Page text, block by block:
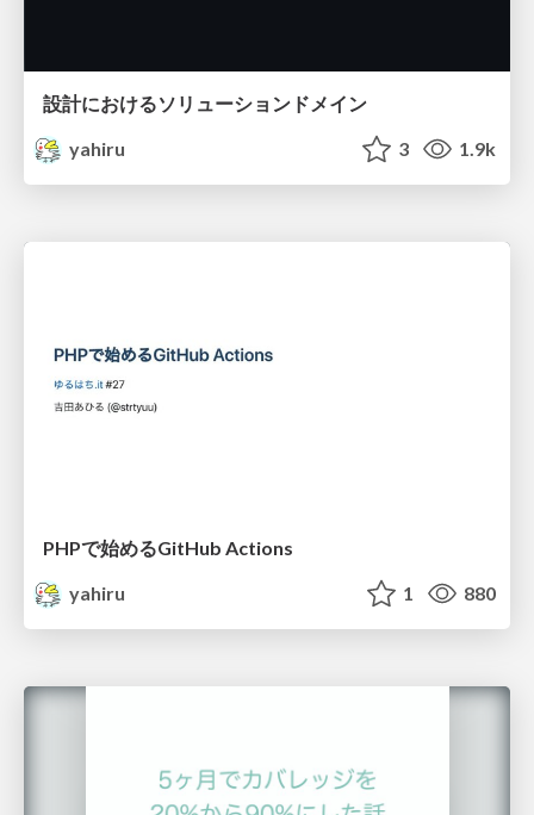
設計におけるソリューションドメイン
yahiru
3 1.9k
PHPで始めるGitHub Actions
yahiru
1 880